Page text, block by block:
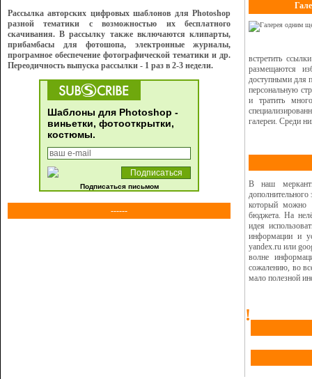
Рассылка авторских цифровых шаблонов для Photoshop
разной тематики с возможностью их бесплатного
скачивания. В рассылку также включаются клипарты,
прибамбасы для фотошопа, электронные журналы,
програмное обеспечение фотографической тематики и др.
Переодичность выпуска рассылки - 1 раз в 2-3 недели.
Шаблоны для Photoshop -
виньетки, фотооткрытки,
костюмы.
Подписаться письмом
------
встретить
размещаются
доступными для
персональную
и тратить
галереи. Среди
В наш
дополнительного
который можно
бюджета. На
идея
информации и
yandex.ru или
волне
сожалению, во
мало полезной
!